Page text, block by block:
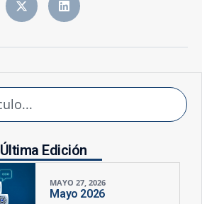
Última Edición
MAYO 27, 2026
Mayo 2026